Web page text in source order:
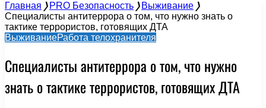
Главная ❭ PRO Безопасность ❭ Выживание ❭
Специалисты антитеррора о том, что нужно знать о
тактике террористов, готовящих ДТА
ВыживаниеРабота телохранителя
Специалисты антитеррора о том, что нужно
знать о тактике террористов, готовящих ДТА